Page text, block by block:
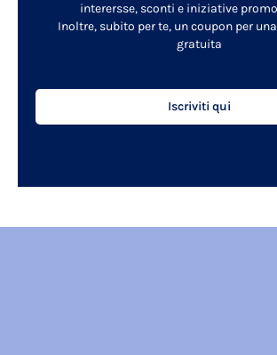
interersse, sconti e iniziative
Inoltre, subito per te, un coupon per
gratuita
Iscriviti qui